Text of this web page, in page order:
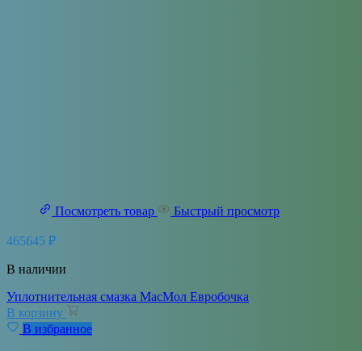
Посмотреть товар Быстрый просмотр
465645 ₽
В наличии
Уплотнительная смазка МасМол Евробочка
В корзину
В избранное